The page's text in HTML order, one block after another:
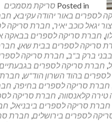
about
סריקת
מסמכים
לעסק
Posted in סריקת מסמכים
לספרים באור יהודה עקיבא,
יגאל כוכב יאיר, חברת סריקה
, חברת סריקה לספרים בבאקה
סריקה לספרים בבית שאן,
ברק ב"ב, חברת סריקה
, חברת סריקה לספרים בגבעתיים
בהוד השרון הוד"ש, חברת
חברת סריקה לספרים בחיפה,
קלאנסווה, חברת סריקה
חברת סריקה לספרים ביבניאל,
לספרים בירושלים, חברת